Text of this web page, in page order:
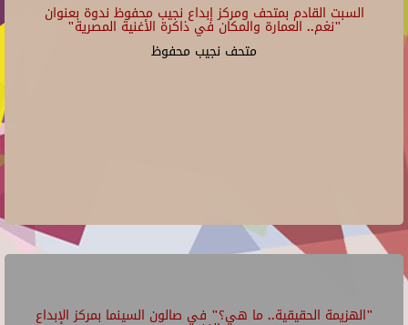
السبت القادم بمتحف ومركز إبداع نجيب محفوظ ندوة بعنوان
"نغم.. العمارة والمكان في ذاكرة الأغنية المصرية"
متحف نجيب محفوظ
"الهزيمة الحقيقية.. ما هي؟" في صالون السينما بمركز الإبداع